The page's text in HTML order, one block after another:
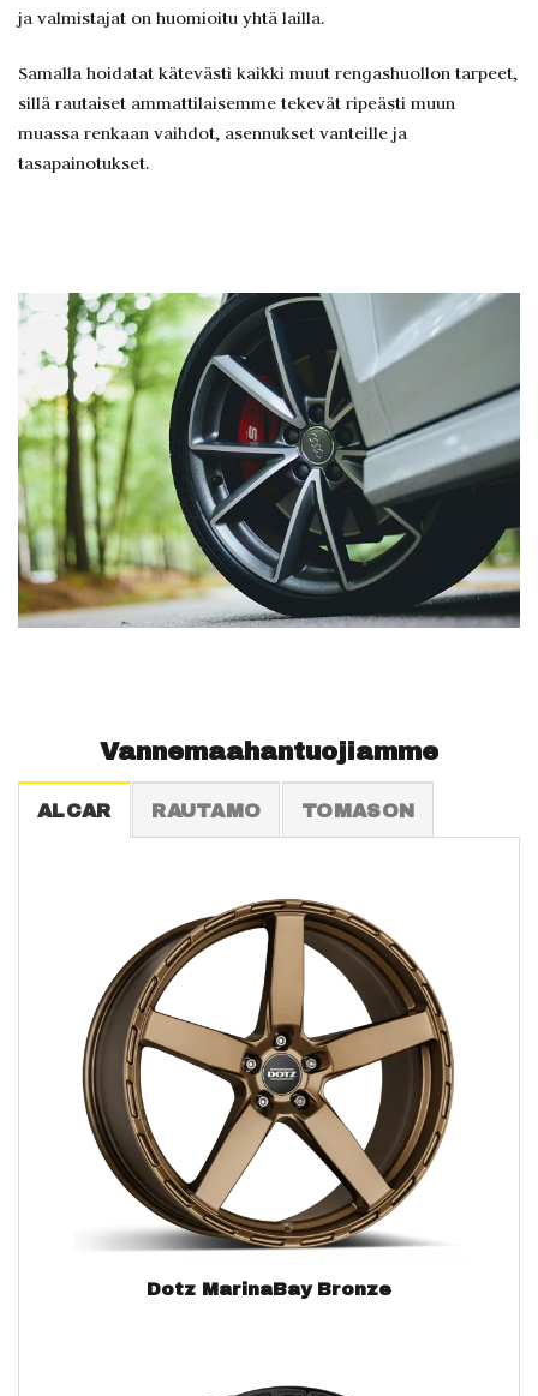
ja valmistajat on huomioitu yhtä lailla.
Samalla hoidatat kätevästi kaikki muut rengashuollon tarpeet,
sillä rautaiset ammattilaisemme tekevät ripeästi muun
muassa renkaan vaihdot, asennukset vanteille ja
tasapainotukset.
Vannemaahantuojiamme
ALCAR RAUTAMO TOMASON
Dotz MarinaBay Bronze